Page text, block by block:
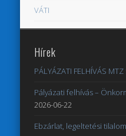
VÁTI
Hírek
PÁLYÁZATI FELHÍVÁS
Pályázati felhívás –
2026-06-22
Ebzárlat, legeltetési tilalom